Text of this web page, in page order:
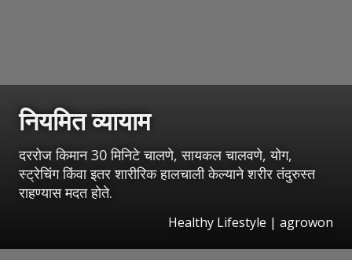
नियमित व्यायाम
दररोज किमान 30 मिनिटे चालणे, सायकल चालवणे, योग,
स्ट्रेचिंग किंवा इतर शारीरिक हालचाली केल्याने शरीर तंदुरुस्त
राहण्यास मदत होते.
Healthy Lifestyle | agrowon